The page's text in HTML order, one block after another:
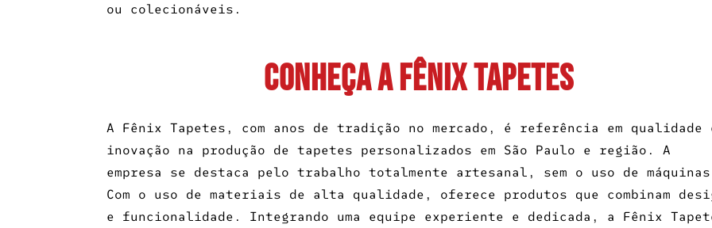
ou colecionáveis.
CONHEÇA A FÊNIX TAPETES
A Fênix Tapetes, com anos de tradição no mercado, é referência em qualidade
inovação na produção de tapetes personalizados em São Paulo e região. A
empresa se destaca pelo trabalho totalmente artesanal, sem o uso de
Com o uso de materiais de alta qualidade, oferece produtos que combinam
e funcionalidade. Integrando uma equipe experiente e dedicada, a Fênix